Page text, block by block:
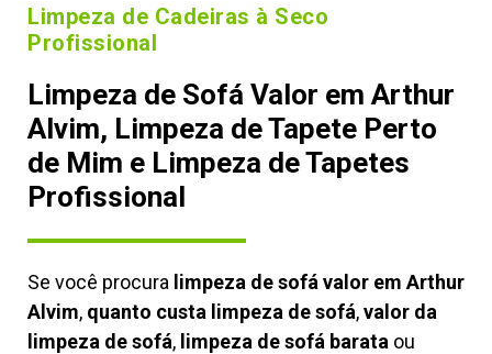
Limpeza de Cadeiras à Seco
Profissional
Limpeza de Sofá Valor em Arthur
Alvim, Limpeza de Tapete Perto
de Mim e Limpeza de Tapetes
Profissional
Se você procura limpeza de sofá valor em Arthur
Alvim, quanto custa limpeza de sofá,valor da
limpeza de sofá, limpeza de sofá barata ou